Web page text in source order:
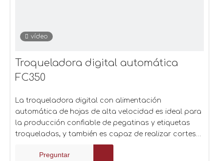
vídeo
Troqueladora digital automática
FC350
La troqueladora digital con alimentación
automática de hojas de alta velocidad es ideal para
la producción confiable de pegatinas y etiquetas
troqueladas, y también es capaz de realizar cortes
completos limitados. Con sistema automático de
posición de contorno.
Preguntar